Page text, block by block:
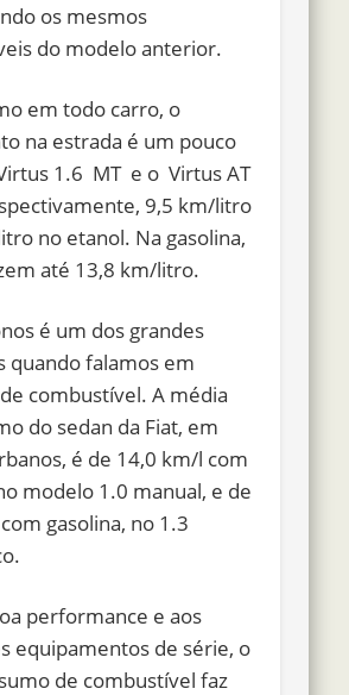
os mesmos
do modelo anterior.
em todo carro, o
na estrada é um pouco
1.6 MT e o Virtus AT
9,5 km/litro
no etanol. Na gasolina,
até 13,8 km/litro.
é um dos grandes
quando falamos em
combustível. A média
do sedan da Fiat, em
é de 14,0 km/l com
modelo 1.0 manual, e de
gasolina, no 1.3
performance e aos
equipamentos de série, o
de combustível faz